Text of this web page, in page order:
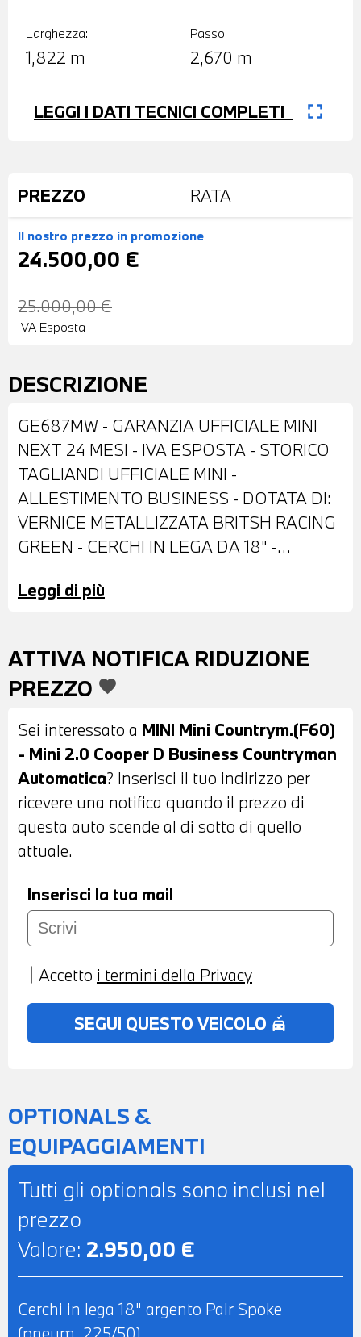
Larghezza:
1,822 m
Passo
2,670 m
LEGGI I DATI TECNICI COMPLETI fullscreen
PREZZO RATA
Il nostro prezzo in promozione
24.500,00 €
25.000,00 €
IVA Esposta
DESCRIZIONE
GE687MW - GARANZIA UFFICIALE MINI
NEXT 24 MESI - IVA ESPOSTA - STORICO
TAGLIANDI UFFICIALE MINI -
ALLESTIMENTO BUSINESS - DOTATA DI:
VERNICE METALLIZZATA BRITSH RACING
GREEN - CERCHI IN LEGA DA 18" -
ELETTRONICAMENTE - SENSORI DI
FENDINEBBIA A LED - BARRE
PORTATUTTO SUL TETTO - INTERNI IN
VOLANTE IN PELLE A TRE RAZZE CON
COMANDI MULTIFUNZIONE - CRUISE
CONTROL - CAMBIO AUTOMATICO -
CLIMATIZZATORE AUTOMATICO BIZONA -
LED RING - BRACCIOLO ANTERIORE -
ACTIVE GUARD - USB - BLUETOOTH -
NAVIGATORE - RADIO DIGITALE DAB -
PREDISPOSIZIONE APPLE CARPLAY -
TELESERVICES - COMPATIBILITA' CON
INFORMATION - POSSIBILITA' DI PROVA -
POSSIBILITA' DI PERMUTA - POSSIBILITA'
DI LEASING O FINANZIAMENTO ANCHE
Leggi di più
ATTIVA NOTIFICA RIDUZIONE
PREZZO favorite
Sei interessato a MINI Mini Countrym.(F60)
- Mini 2.0 Cooper D Business Countryman
Automatica? Inserisci il tuo indirizzo per
ricevere una notifica quando il prezzo di
questa auto scende al di sotto di quello
attuale.
Inserisci la tua mail
Accetto i termini della Privacy
SEGUI QUESTO VEICOLO no_crash
OPTIONALS &
EQUIPAGGIAMENTI
Tutti gli optionals sono inclusi nel
prezzo
Valore: 2.950,00 €
Cerchi in lega 18" argento Pair Spoke